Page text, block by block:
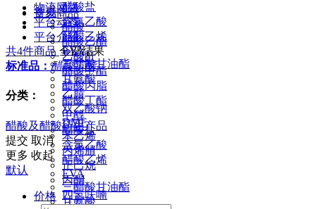
醋酸盐
含氯乙酸
醋酸乙烯
EVA
三醋酸甘油酯
甘氨酸
乙腈
双乙酸钠
DMF
苯乙烯
丙烯腈
正己烷
丙酮
四氢呋喃
物流网络
平台动态
平台介绍
交易商品
醋酸
醋酸乙酯
乙酸酐
醋酸甲酯
醋酸丙脂
醋酸丁酯
甲醇
醋酸盐
含氯乙酸
醋酸乙烯
EVA
三醋酸甘油酯
甘氨酸
首页
共4件商品 全部结果
标准品：醋酸丁酯
分类 ：
醋酸及醋酸衍生产品
提交 取消
更多 收起
默认
价格